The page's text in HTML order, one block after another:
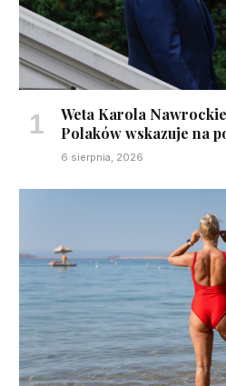
Weta Karola
Polaków wskazuje na
6 sierpnia, 2026